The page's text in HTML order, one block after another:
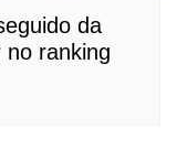
da
no ranking